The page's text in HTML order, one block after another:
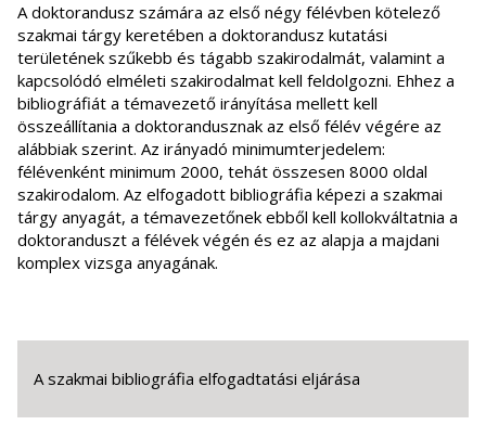
A doktorandusz számára az első négy félévben kötelező
szakmai tárgy keretében a doktorandusz kutatási
területének szűkebb és tágabb szakirodalmát, valamint a
kapcsolódó elméleti szakirodalmat kell feldolgozni. Ehhez a
bibliográfiát a témavezető irányítása mellett kell
összeállítania a doktorandusznak az első félév végére az
alábbiak szerint. Az irányadó minimumterjedelem:
félévenként minimum 2000, tehát összesen 8000 oldal
szakirodalom. Az elfogadott bibliográfia képezi a szakmai
tárgy anyagát, a témavezetőnek ebből kell kollokváltatnia a
doktoranduszt a félévek végén és ez az alapja a majdani
komplex vizsga anyagának.
A szakmai bibliográfia elfogadtatási eljárása